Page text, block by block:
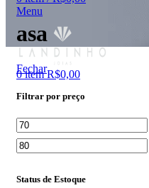
Menu
0item R$0,00
asa
Fechar
Filtrar por preço
Status de Estoque